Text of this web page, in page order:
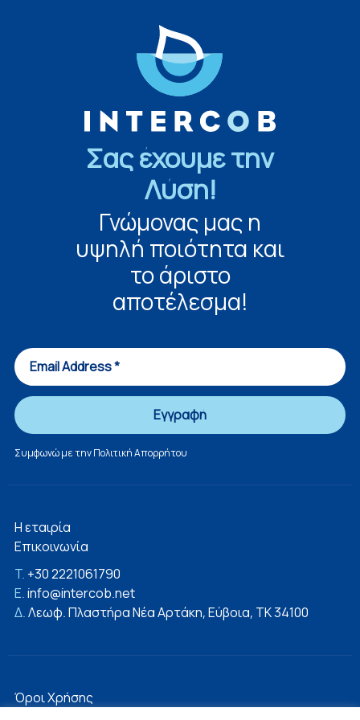
Σας έχουμε την
Λύση!
Γνώμονας μας η
υψηλή ποιότητα και
το άριστο
αποτέλεσμα!
Συμφωνώ με τηνΠολιτική Απορρήτου
Η εταιρία
Επικοινωνία
T. +30 2221061790
E.info@intercob.net
Δ.Λεωφ. Πλαστήρα Νέα Αρτάκη, Εύβοια, ΤΚ 34100
Όροι Χρήσης